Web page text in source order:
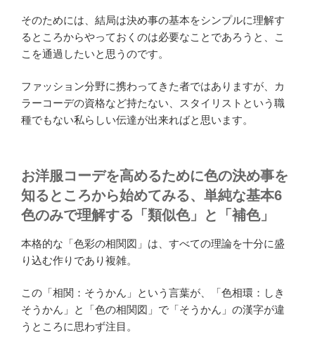
そのためには、結局は決め事の基本をシンプルに理解す
るところからやっておくのは必要なことであろうと、こ
こを通過したいと思うのです。
ファッション分野に携わってきた者ではありますが、カ
ラーコーデの資格など持たない、スタイリストという職
種でもない私らしい伝達が出来ればと思います。
お洋服コーデを高めるために色の決め事を
知るところから始めてみる、単純な基本6
色のみで理解する「類似色」と「補色」
本格的な「色彩の相関図」は、すべての理論を十分に盛
り込む作りであり複雑。
この「相関：そうかん」という言葉が、「色相環：しき
そうかん」と「色の相関図」で「そうかん」の漢字が違
うところに思わず注目。